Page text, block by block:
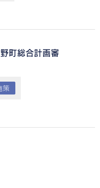
町総合計画審
策